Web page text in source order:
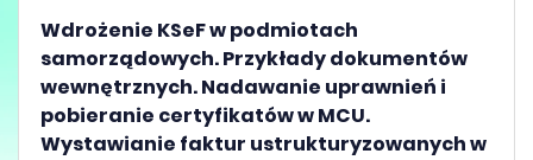
Wdrożenie KSeF w podmiotach
samorządowych. Przykłady dokumentów
wewnętrznych. Nadawanie uprawnień i
pobieranie certyfikatów w MCU.
Wystawianie faktur ustrukturyzowanych w